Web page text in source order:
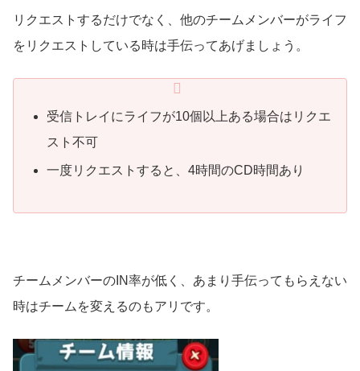
リクエストするだけでなく、他のチームメンバーがライフ
をリクエストしている時は手伝ってあげましょう。
受信トレイにライフが10個以上ある場合はリクエ
スト不可
一度リクエストすると、4時間のCD時間あり
チームメンバーのIN率が低く、あまり手伝ってもらえない
時はチームを変えるのもアリです。